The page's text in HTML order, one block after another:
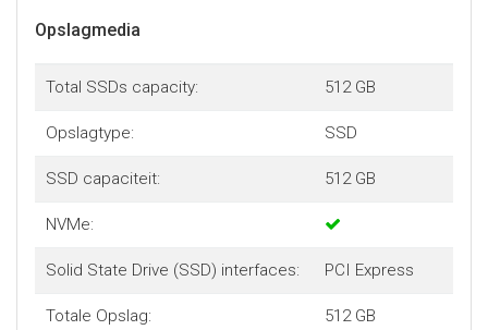
Opslagmedia
Total SSDs capacity: 512 GB
Opslagtype: SSD
SSD capaciteit: 512 GB
NVMe:
Solid State Drive (SSD) interfaces: PCI Express
Totale Opslag: 512 GB